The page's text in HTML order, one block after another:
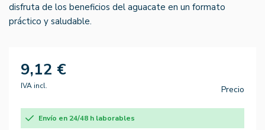
disfruta de los beneficios del aguacate en un formato
práctico y saludable.
9,12 €
IVA incl. Precio
Envío en 24/48 h laborables